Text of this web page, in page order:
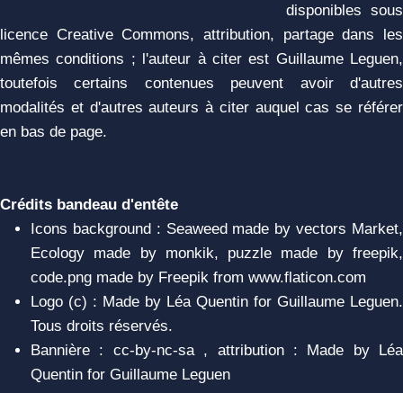
disponibles sous
licence Creative Commons, attribution, partage dans les
mêmes conditions ; l'auteur à citer est Guillaume Leguen,
toutefois certains contenues peuvent avoir d'autres
modalités et d'autres auteurs à citer auquel cas se référer
en bas de page.
Crédits bandeau d'entête
Icons background : Seaweed made by vectors Market,
Ecology made by monkik, puzzle made by freepik,
code.png made by Freepik from www.flaticon.com
Logo (c) : Made by Léa Quentin for Guillaume Leguen.
Tous droits réservés.
Bannière : cc-by-nc-sa , attribution : Made by Léa
Quentin for Guillaume Leguen